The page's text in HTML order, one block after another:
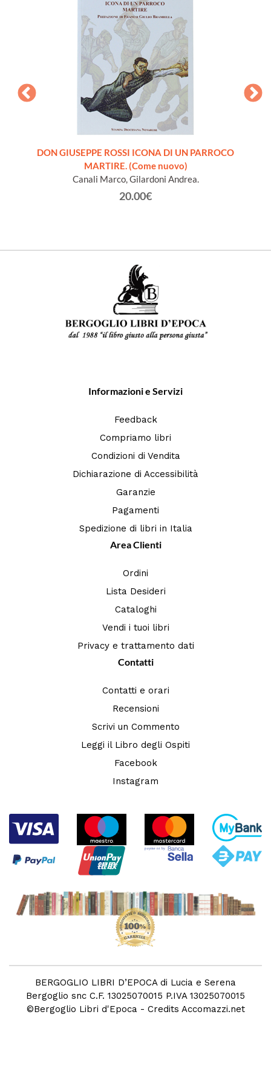
DON GIUSEPPE ROSSI ICONA DI UN PARROCO
MARTIRE. (Come nuovo)
Canali Marco, Gilardoni Andrea.
20.00€
Informazioni e Servizi
Feedback
Compriamo libri
Condizioni di Vendita
Dichiarazione di Accessibilità
Garanzie
Pagamenti
Spedizione di libri in Italia
Area Clienti
Ordini
Lista Desideri
Cataloghi
Vendi i tuoi libri
Privacy e trattamento dati
Contatti
Contatti e orari
Recensioni
Scrivi un Commento
Leggi il Libro degli Ospiti
Facebook
Instagram
BERGOGLIO LIBRI D’EPOCA di Lucia e Serena
Bergoglio snc C.F. 13025070015 P.IVA 13025070015
©Bergoglio Libri d'Epoca - Credits Accomazzi.net